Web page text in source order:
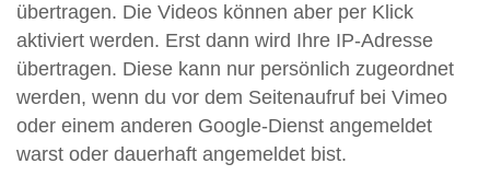
übertragen. Die Videos können aber per Klick
aktiviert werden. Erst dann wird Ihre IP-Adresse
übertragen. Diese kann nur persönlich zugeordnet
werden, wenn du vor dem Seitenaufruf bei Vimeo
oder einem anderen Google-Dienst angemeldet
warst oder dauerhaft angemeldet bist.